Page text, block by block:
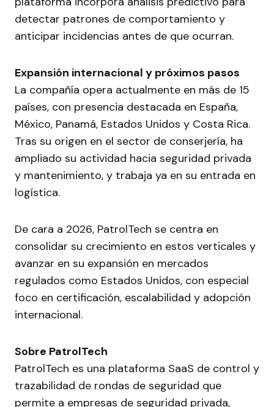
detectar patrones de comportamiento y
anticipar incidencias antes de que ocurran.
Expansión internacional y próximos pasos
La compañía opera actualmente en más de 15
países, con presencia destacada en España,
México, Panamá, Estados Unidos y Costa Rica.
Tras su origen en el sector de conserjería, ha
ampliado su actividad hacia seguridad privada
y mantenimiento, y trabaja ya en su entrada en
logística.
De cara a 2026, PatrolTech se centra en
consolidar su crecimiento en estos verticales y
avanzar en su expansión en mercados
regulados como Estados Unidos, con especial
foco en certificación, escalabilidad y adopción
internacional.
Sobre PatrolTech
PatrolTech es una plataforma SaaS de control y
trazabilidad de rondas de seguridad que
permite a empresas de seguridad privada,